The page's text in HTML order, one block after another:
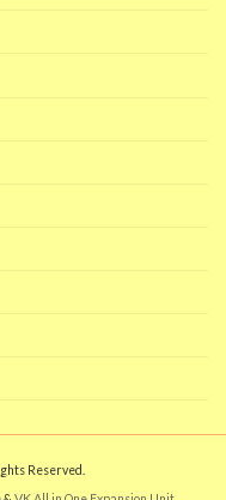
Reserved.